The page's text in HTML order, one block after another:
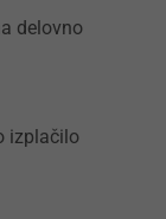
delovno
izplačilo